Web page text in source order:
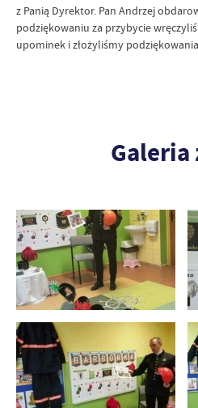
z Panią Dyrektor. Pan Andrzej
podziękowaniu za przybycie
upominek i złożyliśmy
Galeria